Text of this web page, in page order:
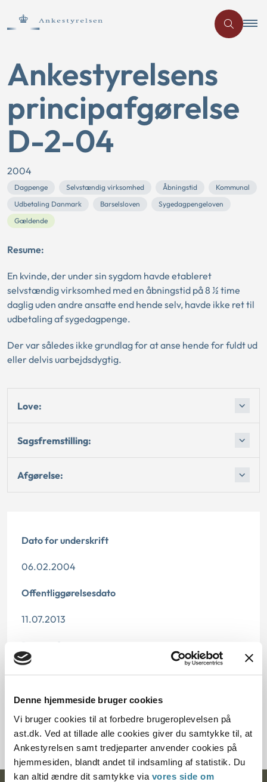
Denne hjemmeside bruger cookies
Vi bruger cookies til at forbedre brugeroplevelsen på
ast.dk. Ved at tillade alle cookies giver du samtykke til, at
Ankestyrelsen samt tredjeparter anvender cookies på
hjemmesiden, blandt andet til indsamling af statistik. Du
kan altid ændre dit samtykke via vores side om
Ankestyrelsens
principafgørelse
D-2-04
2004
Dagpenge Selvstændig virksomhed Åbningstid
Kommunal
Udbetaling Danmark
Barselsloven
Sygedagpengeloven
Gældende
Resume:
En kvinde, der under sin sygdom havde etableret
selvstændig virksomhed med en åbningstid på 8 ½ time
daglig uden andre ansatte end hende selv, havde ikke ret til
udbetaling af sygedagpenge.
Der var således ikke grundlag for at anse hende for fuldt ud
eller delvis uarbejdsdygtig.
Love:
Sagsfremstilling:
Afgørelse:
Dato for underskrift
06.02.2004
Offentliggørelsesdato
11.07.2013
Paragraf
§ 5 § 7 § 31
Journalnummer
7000224-03